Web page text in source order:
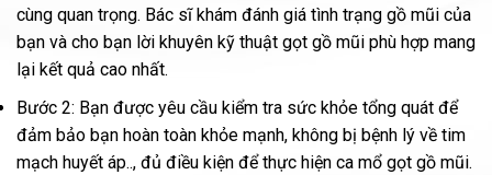
cùng quan trọng. Bác sĩ khám đánh giá tình trạng gồ mũi của
bạn và cho bạn lời khuyên kỹ thuật gọt gồ mũi phù hợp mang
lại kết quả cao nhất.
Bước 2: Bạn được yêu cầu kiểm tra sức khỏe tổng quát để
đảm bảo bạn hoàn toàn khỏe mạnh, không bị bệnh lý về tim
mạch huyết áp.., đủ điều kiện để thực hiện ca mổ gọt gồ mũi.